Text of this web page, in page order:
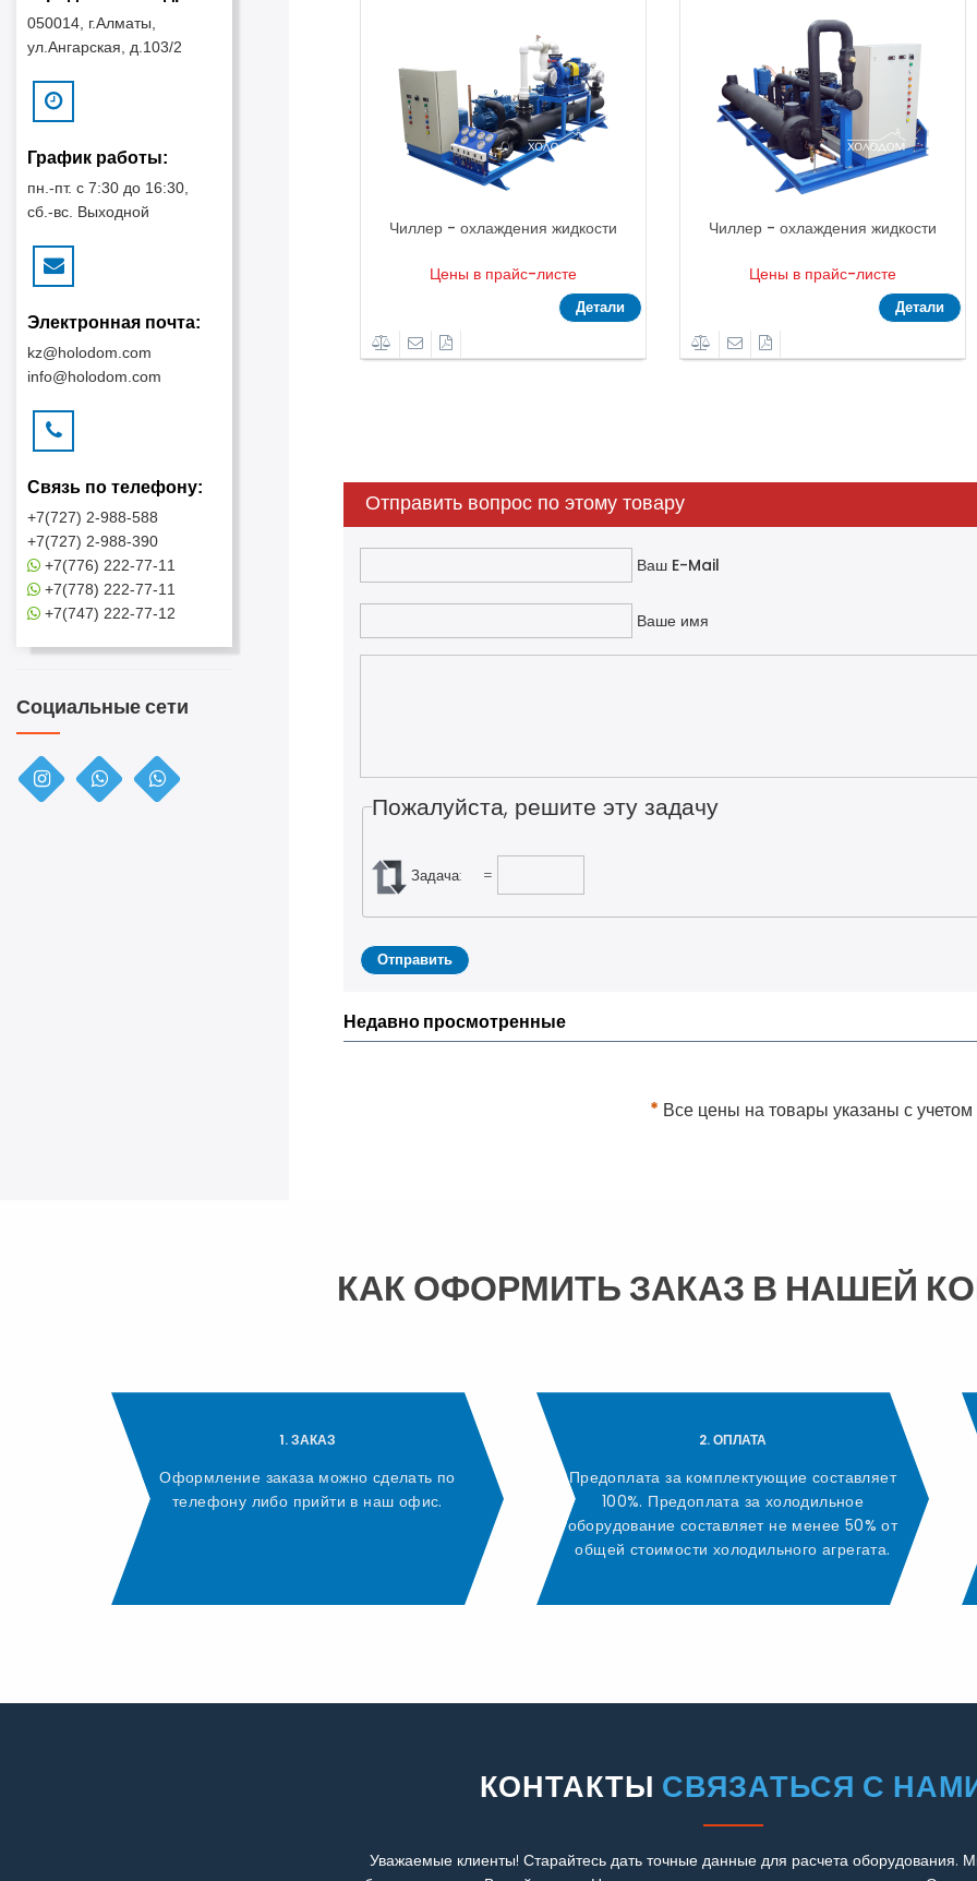
050014, г.Алматы,
ул.Ангарская, д.103/2
График работы:
пн.-пт. с 7:30 до 16:30,
сб.-вс. Выходной
Электронная почта:
kz@holodom.com
info@holodom.com
Связь по телефону:
+7(727) 2-988-588
+7(727) 2-988-390
+7(776) 222-77-11
+7(778) 222-77-11
+7(747) 222-77-12
Социальные сети
Чиллер - охлаждения жидкости
Цены в прайс-листе
Детали
Чиллер - охлаждения жидкости
Цены в прайс-листе
Детали
Отправить вопрос по этому товару
Ваш E-Mail
Ваше имя
Пожалуйста, решите эту задачу
Задача: =
Недавно просмотренные
* Все цены на товары указаны с
КАК ОФОРМИТЬ ЗАКАЗ В НАШЕЙ
1. ЗАКАЗ
Оформление заказа можно сделать по
телефону либо прийти в наш офис.
2. ОПЛАТА
Предоплата за комплектующие составляет
100%. Предоплата за холодильное
оборудование составляет не менее 50% от
общей стоимости холодильного агрегата.
КОНТАКТЫ СВЯЗАТЬСЯ С
Уважаемые клиенты! Старайтесь дать точные данные для расчета оборудования.